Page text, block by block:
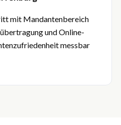
mit Mandantenbereich
und Online-
messbar